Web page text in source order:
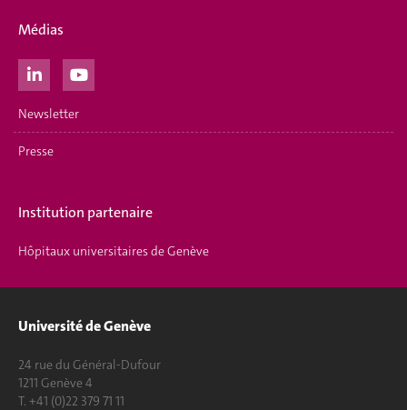
Médias
Newsletter
Presse
Institution partenaire
Hôpitaux universitaires de Genève
Université de Genève
24 rue du Général-Dufour
1211 Genève 4
T. +41 (0)22 379 71 11